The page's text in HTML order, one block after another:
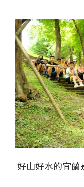
好山好水的宜蘭